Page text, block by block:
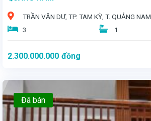
TRẦN VĂN DƯ, TP. TAM KỲ, T. QUẢNG NAM
3
1
2.300.000.000 đồng
Đã bán